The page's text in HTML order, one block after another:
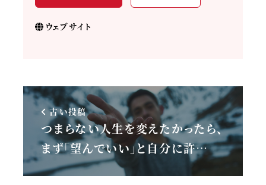
ウェブサイト
古い投稿
つまらない人生を変えたかったら、
まず「望んでいい」と自分に許…